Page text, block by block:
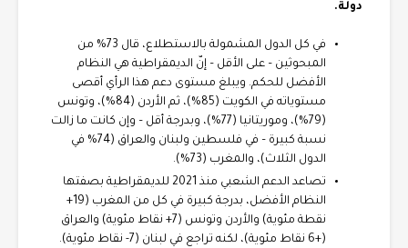
دولة.
في كل الدول المشمولة بالاستطلاع، قال 73% من
المبحوثين – على الأقل – إنّ الديمقراطية هي النظام
الأفضل للحكم. ويبلغ مستوى دعم هذا الرأي أقصى
مستوياته في الكويت (85%)، ثم الأردن (84%)، وتونس
(79%)، وموريتانيا (77%)، وبدرجة أقل – وإن كانت ما زالت
نسبة كبيرة – في فلسطين ولبنان والعراق (74% في
الدول الثلاث)، والمغرب (73%).
تصاعد الدعم الشعبي منذ 2021 للديمقراطية بصفتها
النظام الأفضل، بدرجة كبيرة في كل من المغرب (19+
نقطة مئوية) والأردن وتونس (7+ نقاط مئوية) والعراق
(+6 نقاط مئوية)، لكنه تراجع في لبنان (7- نقاط مئوية).